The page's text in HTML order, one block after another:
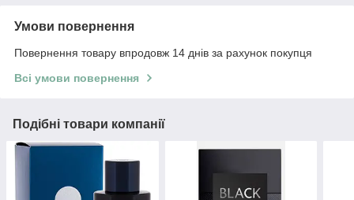
Умови повернення
Повернення товару впродовж 14 днів за рахунок покупця
Всі умови повернення
Подібні товари компанії